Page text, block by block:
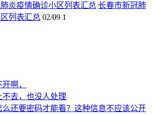
长春市新冠肺
列表汇总 02/09 1
啊，
不去，也没人处理
么还要密码才能看？这种信息不应该公开